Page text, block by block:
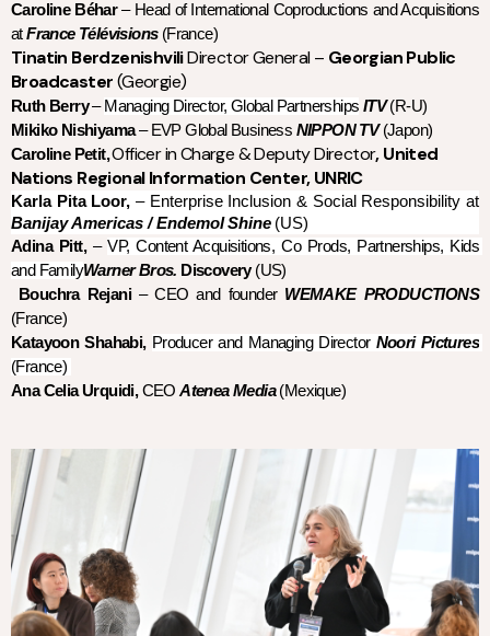
Caroline Béhar– Head of International Coproductions and Acquisitions
at France Télévisions(France)
Tinatin BerdzenishviliDirector General – Georgian Public
Broadcaster(Georgie)
Ruth Berry – Managing Director, Global Partnerships ITV (R-U)
Mikiko Nishiyama– EVP Global Business NIPPON TV(Japon)
Caroline Petit,Officer in Charge & Deputy Director, United
Nations Regional Information Center, UNRIC
Karla Pita Loor, – Enterprise Inclusion & Social Responsibility at
Banijay Americas / EndemolShine (US)
Adina Pitt, – VP, Content Acquisitions, Co Prods, Partnerships, Kids
and FamilyWarner Bros. Discovery (US)
Bouchra Rejani – CEO and founder WEMAKE PRODUCTIONS
(France)
Katayoon Shahabi, Producer and Managing Director Noori Pictures
(France)
Ana Celia Urquidi, CEO Atenea Media (Mexique)